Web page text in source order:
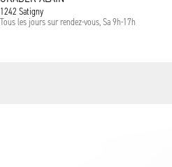
1242 Satigny
Tous les jours sur rendez-vous, Sa 9h-17h